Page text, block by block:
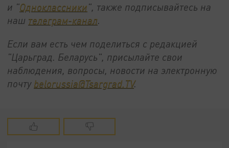
и "Одноклассники", также подписывайтесь на
наш телеграм-канал.
Если вам есть чем поделиться с редакцией
"Царьград. Беларусь", присылайте свои
наблюдения, вопросы, новости на электронную
почту belorussia@Tsargrad.TV.